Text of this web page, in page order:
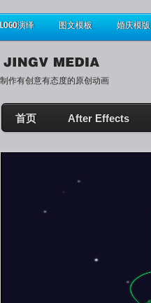
LOGO演绎 图文模板 婚庆模版
制作有创意有态度的原创动画
首页 After Effects